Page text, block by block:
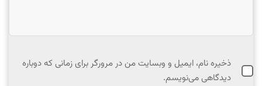
ذخیره نام، ایمیل و وبسایت من در مرورگر برای زمانی که دوباره
دیدگاهی می‌نویسم.